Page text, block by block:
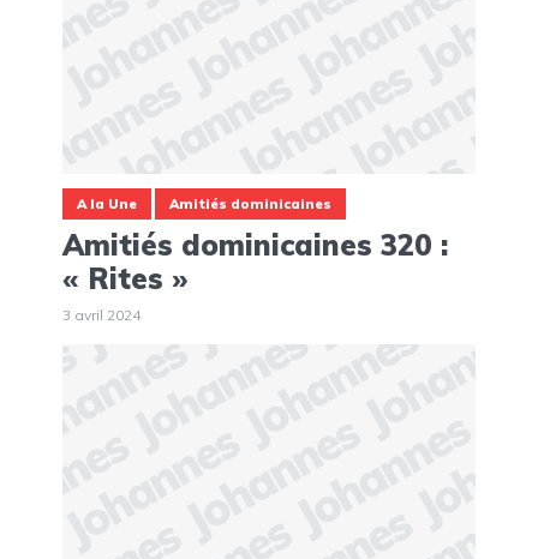
A la Une Amitiés dominicaines
Amitiés dominicaines 320 :
« Rites »
3 avril 2024